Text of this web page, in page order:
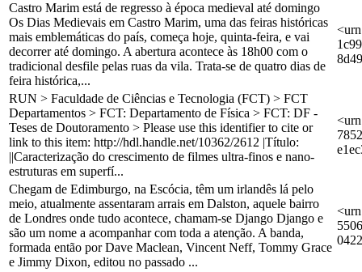
Castro Marim está de regresso à época medieval até domingo
Os Dias Medievais em Castro Marim, uma das feiras históricas
mais emblemáticas do país, começa hoje, quinta-feira, e vai
decorrer até domingo. A abertura acontece às 18h00 com o
tradicional desfile pelas ruas da vila. Trata-se de quatro dias de
feira histórica,...
RUN > Faculdade de Ciências e Tecnologia (FCT) > FCT
Departamentos > FCT: Departamento de Física > FCT: DF -
Teses de Doutoramento > Please use this identifier to cite or
link to this item: http://hdl.handle.net/10362/2612 |Título:
||Caracterização do crescimento de filmes ultra-finos e nano-
estruturas em superfí...
Chegam de Edimburgo, na Escócia, têm um irlandês lá pelo
meio, atualmente assentaram arrais em Dalston, aquele bairro
de Londres onde tudo acontece, chamam-se Django Django e
são um nome a acompanhar com toda a atenção. A banda,
formada então por Dave Maclean, Vincent Neff, Tommy Grace
e Jimmy Dixon, editou no passado ...